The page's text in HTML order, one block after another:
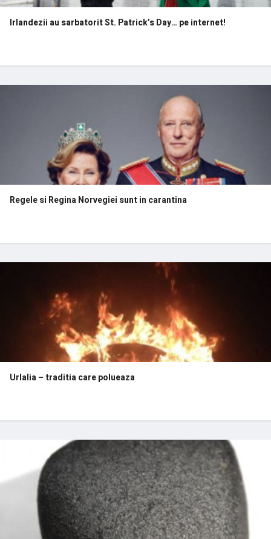
Irlandezii au sarbatorit St. Patrick’s Day… pe internet!
Regele si Regina Norvegiei sunt in carantina
Urlalia – traditia care polueaza